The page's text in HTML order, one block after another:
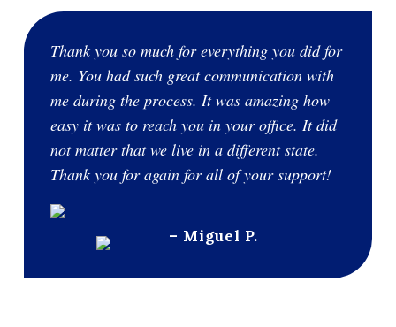
Thank you so much for everything you did for
me. You had such great communication with
me during the process. It was amazing how
easy it was to reach you in your office. It did
not matter that we live in a different state.
Thank you for again for all of your support!
– Miguel P.